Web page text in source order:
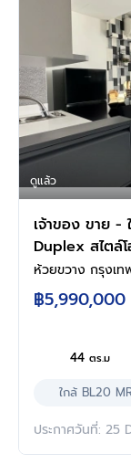
ดูแล้ว
เจ้าของ ขาย -
Duplex สไตล์
ใต้ดินMRT เซ็
มักกะสัน, RCA
ห้วยขวาง กรุงเ
฿5,990,000
44ตร.ม
ใกล้ BL20
ประกาศวันที่: 25